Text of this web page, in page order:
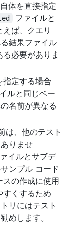
体を直接指定
ファイルと
ば、クエリ
る結果ファイル
る必要がありま
指定する場合
ルと同じベー
名前が異なる
は、他のテスト
りませ
イルとサブデ
ンプル コード
の作成に使用
すくするため
リにはテスト
めします。